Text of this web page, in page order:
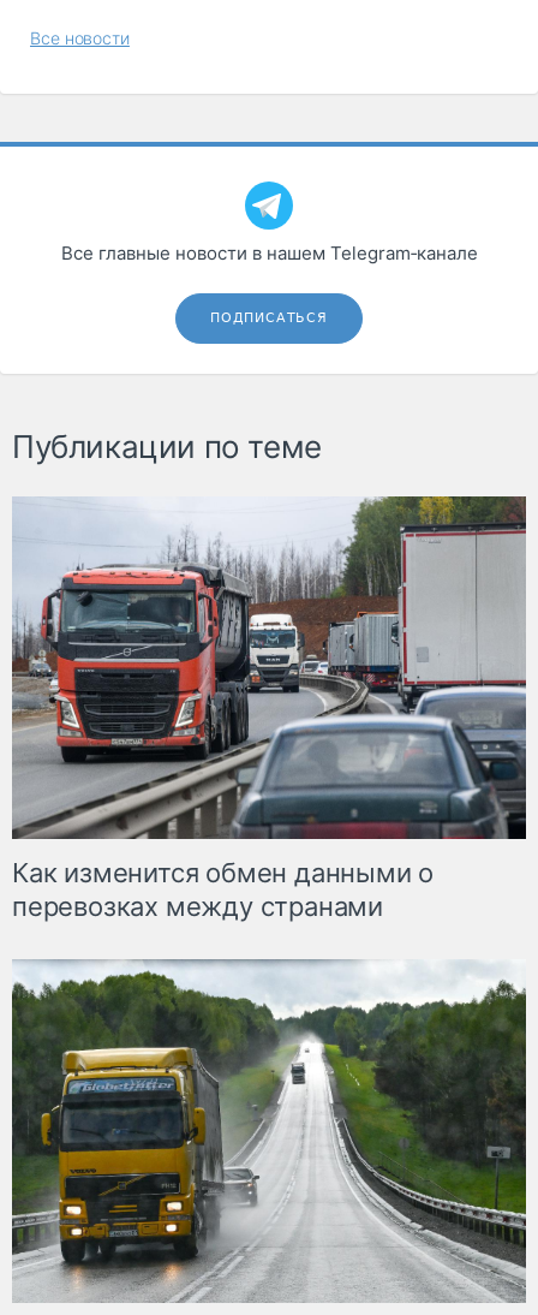
Все новости
Все главные новости в нашем Telegram‑канале
ПОДПИСАТЬСЯ
Публикации по теме
Как изменится обмен данными о
перевозках между странами